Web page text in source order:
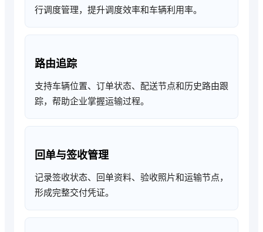
行调度管理，提升调度效率和车辆利用率。
路由追踪
支持车辆位置、订单状态、配送节点和历史路由跟
踪，帮助企业掌握运输过程。
回单与签收管理
记录签收状态、回单资料、验收照片和运输节点，
形成完整交付凭证。